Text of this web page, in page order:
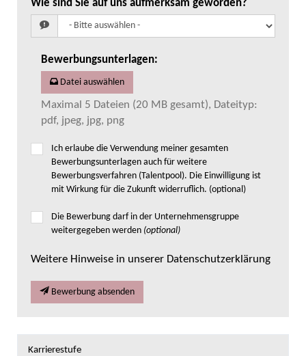
Wie sind Sie auf uns aufmerksam geworden?
Bewerbungsunterlagen:
Datei auswählen
Maximal 5 Dateien (20 MB gesamt), Dateityp:
pdf, jpeg, jpg, png
Ich erlaube die Verwendung meiner gesamten
Bewerbungsunterlagen auch für weitere
Bewerbungsverfahren (Talentpool). Die Einwilligung ist
mit Wirkung für die Zukunft widerruflich. (optional)
Die Bewerbung darf in der Unternehmensgruppe
weitergegeben werden (optional)
Weitere Hinweise in unserer Datenschutzerklärung
Bewerbung absenden
Karrierestufe